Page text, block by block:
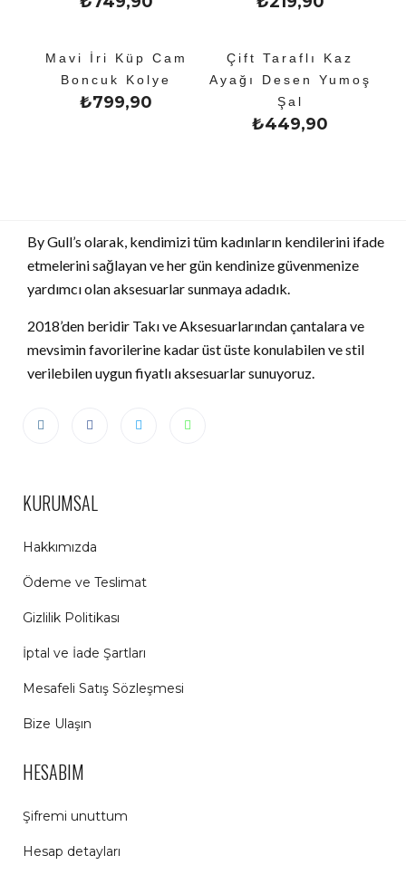
Mavi İri Küp Cam
Boncuk Kolye
₺799,90
Çift Taraflı Kaz
Ayağı Desen Yumoş
Şal
₺449,90
By Gull’s olarak, kendimizi tüm kadınların kendilerini ifade
etmelerini sağlayan ve her gün kendinize güvenmenize
yardımcı olan aksesuarlar sunmaya adadık.
2018’den beridir Takı ve Aksesuarlarından çantalara ve
mevsimin favorilerine kadar üst üste konulabilen ve stil
verilebilen uygun fiyatlı aksesuarlar sunuyoruz.
KURUMSAL
Hakkımızda
Ödeme ve Teslimat
Gizlilik Politikası
İptal ve İade Şartları
Mesafeli Satış Sözleşmesi
Bize Ulaşın
HESABIM
Şifremi unuttum
Hesap detayları